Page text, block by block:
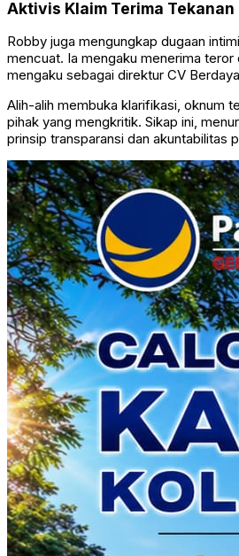
Aktivis Klaim Terima Tekanan
Robby juga mengungkap dugaan
mencuat. Ia mengaku menerima teror
mengaku sebagai direktur CV
Alih-alih membuka klarifikasi, oknum
pihak yang mengkritik. Sikap ini,
prinsip transparansi dan akuntabilitas